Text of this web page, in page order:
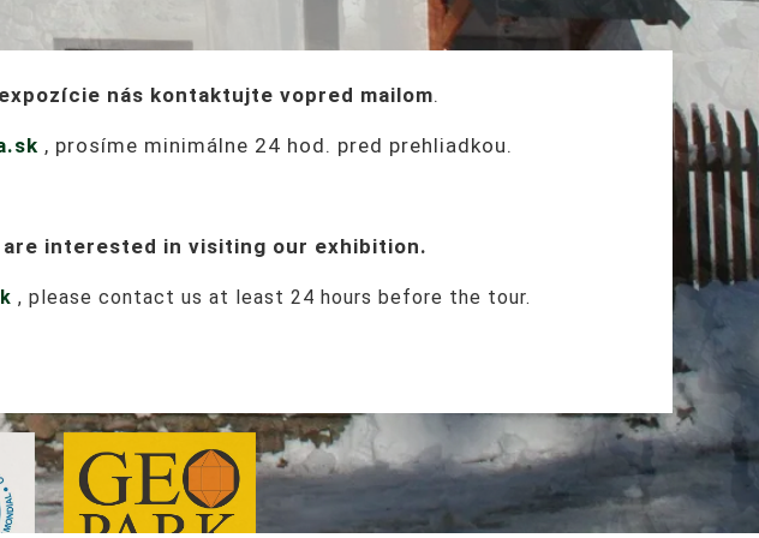
nás kontaktujte vopred mailom.
, prosíme minimálne 24 hod. pred prehliadkou.
interested in visiting our exhibition.
, please contact us at least 24 hours before the tour.